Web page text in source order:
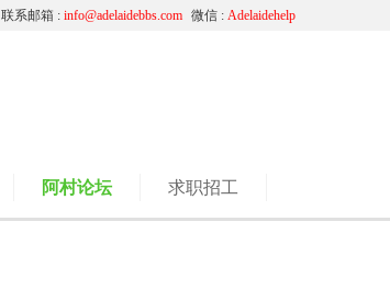
微信 : Adelaidehelp
联系邮箱 : info@adelaidebbs.com
阿村论坛 求职招工